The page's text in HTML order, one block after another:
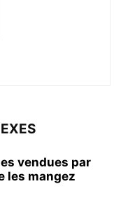
vendues par
les mangez